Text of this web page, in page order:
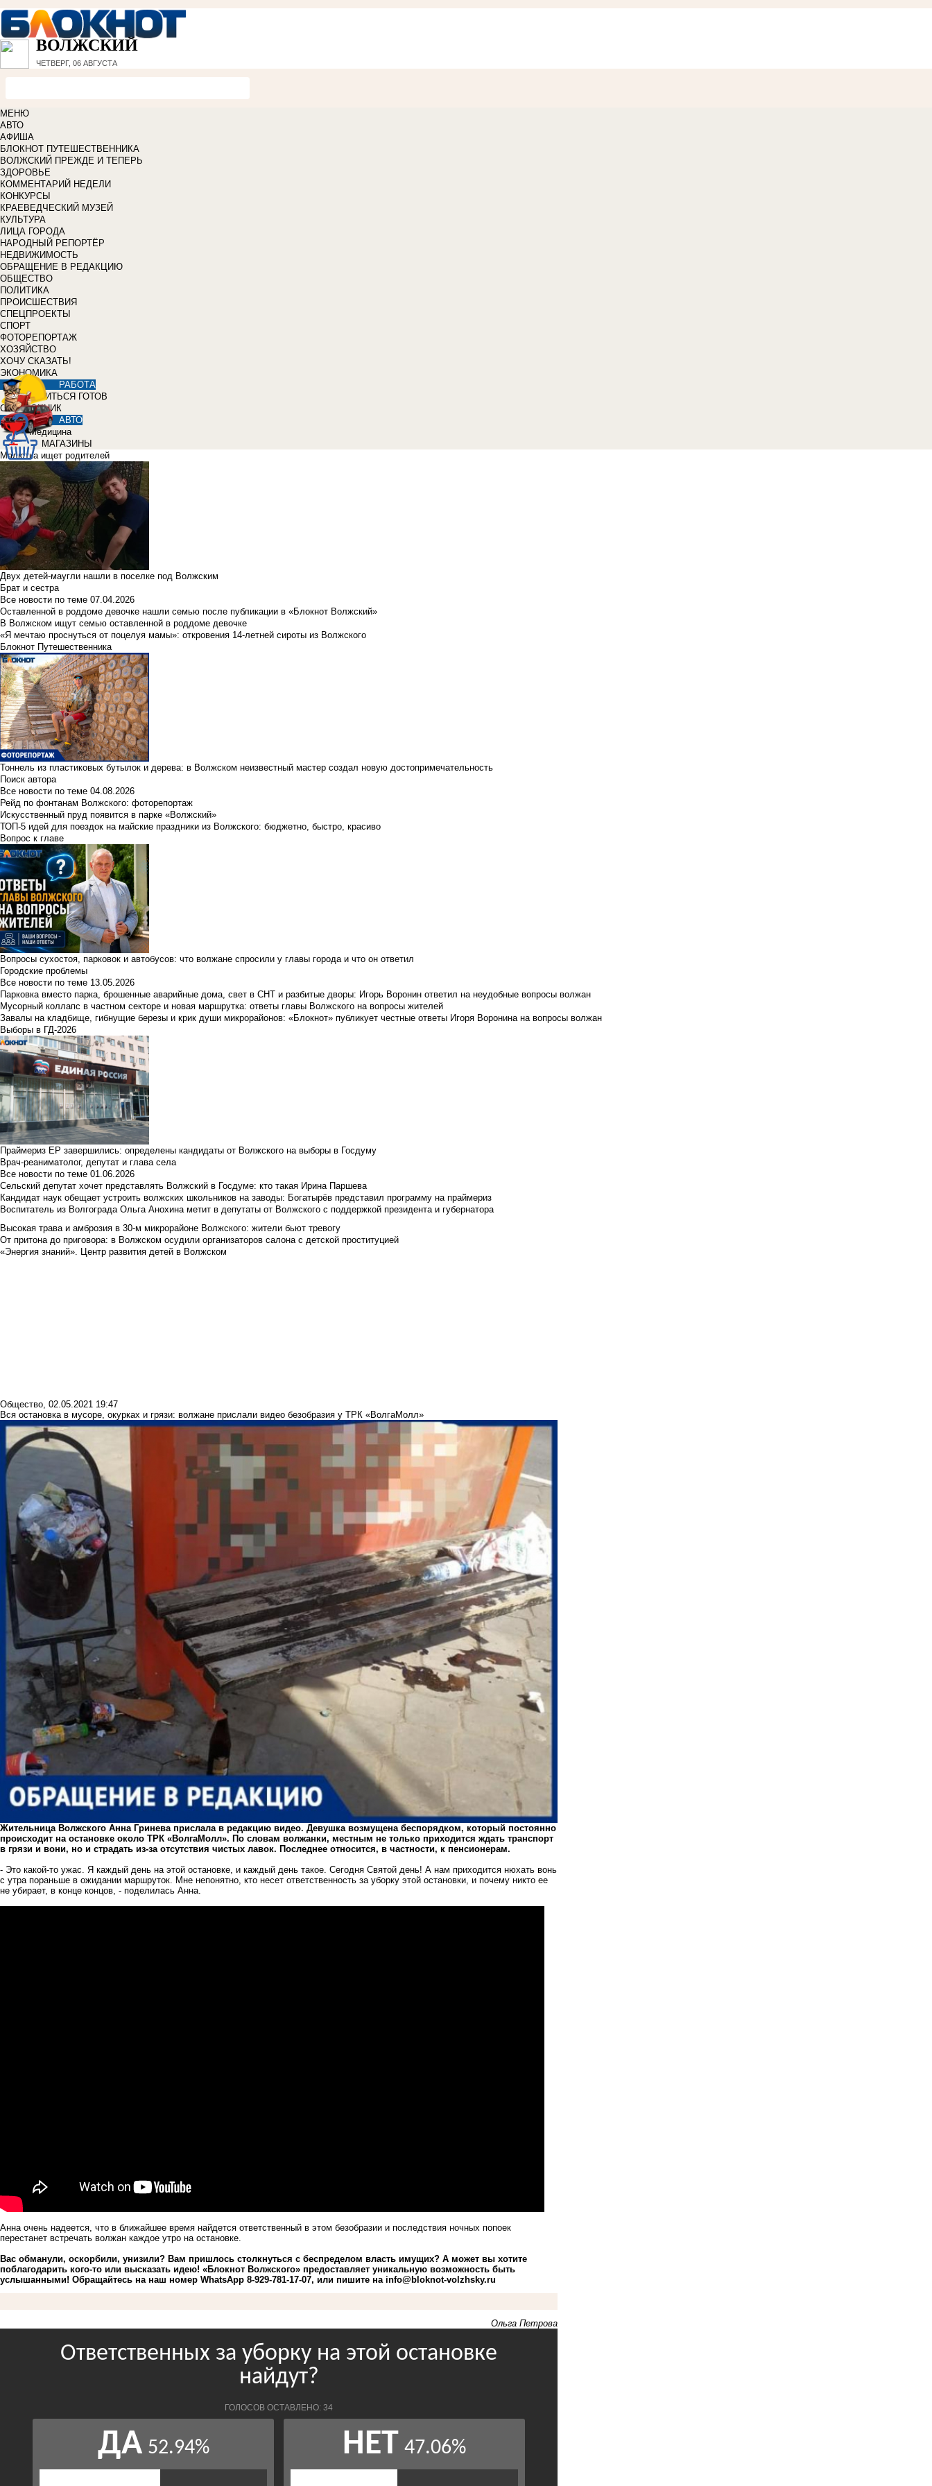
ВОЛЖСКИЙ
ЧЕТВЕРГ, 06 АВГУСТА
МЕНЮ
АВТО
АФИША
БЛОКНОТ ПУТЕШЕСТВЕННИКА
ВОЛЖСКИЙ ПРЕЖДЕ И ТЕПЕРЬ
ЗДОРОВЬЕ
КОММЕНТАРИЙ НЕДЕЛИ
КОНКУРСЫ
КРАЕВЕДЧЕСКИЙ МУЗЕЙ
КУЛЬТУРА
ЛИЦА ГОРОДА
НАРОДНЫЙ РЕПОРТЁР
НЕДВИЖИМОСТЬ
ОБРАЩЕНИЕ В РЕДАКЦИЮ
ОБЩЕСТВО
ПОЛИТИКА
ПРОИСШЕСТВИЯ
СПЕЦПРОЕКТЫ
СПОРТ
ФОТОРЕПОРТАЖ
ХОЗЯЙСТВО
ХОЧУ СКАЗАТЬ!
ЭКОНОМИКА
РАБОТА
УЧИТЬСЯ ГОТОВ
СПРАВОЧНИК
АВТО
Медицина
МАГАЗИНЫ
Малютка ищет родителей
Двух детей-маугли нашли в поселке под Волжским
Брат и сестра
Все новости по теме 07.04.2026
Оставленной в роддоме девочке нашли семью после публикации в «Блокнот Волжский»
В Волжском ищут семью оставленной в роддоме девочке
«Я мечтаю проснуться от поцелуя мамы»: откровения 14-летней сироты из Волжского
Блокнот Путешественника
Тоннель из пластиковых бутылок и дерева: в Волжском неизвестный мастер создал новую достопримечательность
Поиск автора
Все новости по теме 04.08.2026
Рейд по фонтанам Волжского: фоторепортаж
Искусственный пруд появится в парке «Волжский»
ТОП-5 идей для поездок на майские праздники из Волжского: бюджетно, быстро, красиво
Вопрос к главе
Вопросы сухостоя, парковок и автобусов: что волжане спросили у главы города и что он ответил
Городские проблемы
Все новости по теме 13.05.2026
Парковка вместо парка, брошенные аварийные дома, свет в СНТ и разбитые дворы: Игорь Воронин ответил на неудобные вопросы волжан
Мусорный коллапс в частном секторе и новая маршрутка: ответы главы Волжского на вопросы жителей
Завалы на кладбище, гибнущие березы и крик души микрорайонов: «Блокнот» публикует честные ответы Игоря Воронина на вопросы волжан
Выборы в ГД-2026
Праймериз ЕР завершились: определены кандидаты от Волжского на выборы в Госдуму
Врач-реаниматолог, депутат и глава села
Все новости по теме 01.06.2026
Сельский депутат хочет представлять Волжский в Госдуме: кто такая Ирина Паршева
Кандидат наук обещает устроить волжских школьников на заводы: Богатырёв представил программу на праймериз
Воспитатель из Волгограда Ольга Анохина метит в депутаты от Волжского с поддержкой президента и губернатора
Высокая трава и амброзия в 30‑м микрорайоне Волжского: жители бьют тревогу
От притона до приговора: в Волжском осудили организаторов салона с детской проституцией
«Энергия знаний». Центр развития детей в Волжском
Общество, 02.05.2021 19:47
Вся остановка в мусоре, окурках и грязи: волжане прислали видео безобразия у ТРК «ВолгаМолл»
Жительница Волжского Анна Гринева прислала в редакцию видео. Девушка возмущена беспорядком, который постоянно
происходит на остановке около ТРК «ВолгаМолл». По словам волжанки, местным не только приходится ждать транспорт
в грязи и вони, но и страдать из-за отсутствия чистых лавок. Последнее относится, в частности, к пенсионерам.
- Это какой-то ужас. Я каждый день на этой остановке, и каждый день такое. Сегодня Святой день! А нам приходится нюхать вонь
с утра пораньше в ожидании маршруток. Мне непонятно, кто несет ответственность за уборку этой остановки, и почему никто ее
не убирает, в конце концов, - поделилась Анна.
Анна очень надеется, что в ближайшее время найдется ответственный в этом безобразии и последствия ночных попоек
перестанет встречать волжан каждое утро на остановке.
Вас обманули, оскорбили, унизили? Вам пришлось столкнуться с беспределом власть имущих? А может вы хотите
поблагодарить кого-то или высказать идею! «Блокнот Волжского» предоставляет уникальную возможность быть
услышанными! Обращайтесь на наш номер WhatsApp 8-929-781-17-07, или пишите на info@bloknot-volzhsky.ru
Ольга Петрова